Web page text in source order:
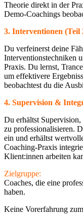
Theorie direkt in der
Demo-Coachings
3. Interventionen
Du verfeinerst deine
Interventionstechniken
Praxis. Du lernst,
um effektivere
beobachtest du die
4. Supervision &
Du erhältst
zu professionalisieren.
ein und erhältst
Coaching-Praxis
Klient:innen arbeiten
Zielgruppe:
Coaches, die eine
haben.
Keine Vorerfahrung